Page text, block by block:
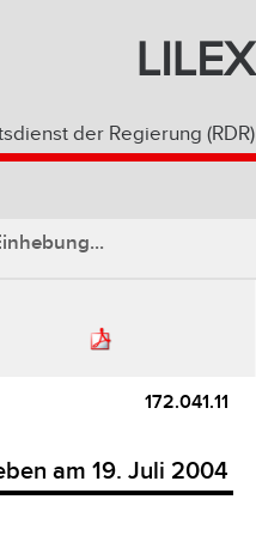
LILEX
der Regierung (RDR)